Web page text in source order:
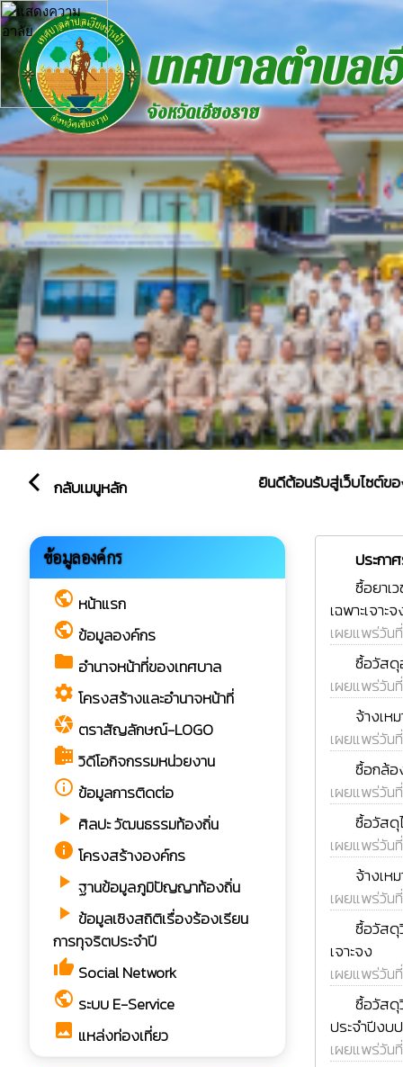
เทศบาลตำบลเ
จังหวัดเชียงราย
arrow_back_ios กลับเมนูหลัก ยินดีต้อนรับสู่เว็บไซต์ของ เ
ข้อมูลองค์กร
public หน้าแรก
public ข้อมูลองค์กร
folder อำนาจหน้าที่ของเทศบาล
settings โครงสร้างและอำนาจหน้าที่
camera ตราสัญลักษณ์-LOGO
camera_roll วิดีโอกิจกรรมหน่วยงาน
info_outline ข้อมูลการติดต่อ
play_arrow ศิลปะ วัฒนธรรมท้องถิ่น
info โครงสร้างองค์กร
play_arrow ฐานข้อมูลภูมิปัญญาท้องถิ่น
play_arrow ข้อมูลเชิงสถิติเรื่องร้องเรียน
การทุจริตประจำปี
thumb_up Social Network
public ระบบ E-Service
image แหล่งท่องเที่ยว
ประกา
ซื้อยาเ
เฉพาะเจาะ
เผยแพร่วัน
ซื้อวัสดุ
เผยแพร่วัน
จ้างเห
เผยแพร่วัน
ซื้อกล้อ
เผยแพร่วัน
ซื้อวัสดุ
เผยแพร่วัน
จ้างเห
เผยแพร่วัน
ซื้อวัสดุ
เจาะจง
เผยแพร่วัน
ซื้อวัสดุ
ประจำปีงบ
เผยแพร่วัน